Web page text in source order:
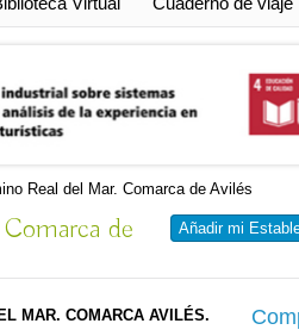
Real del Mar. Comarca de Avilés
Añadir mi
de
MAR. COMARCA AVILÉS.